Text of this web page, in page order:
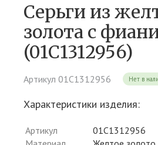
Серьги из
золота c
(01С1312956)
Артикул 01С1312956 Нет в
Характеристики изделия:
Артикул
01С1312956